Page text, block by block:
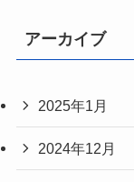
アーカイブ
2025年1月
2024年12月